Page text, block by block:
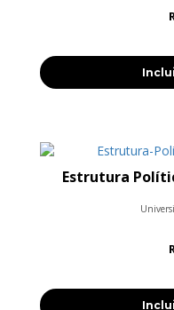
Estrutura